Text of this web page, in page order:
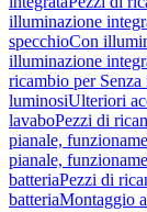
illuminazione
specchioCon
illuminazione
ricambio per
luminosiUlteriori
lavaboPezzi di
pianale,
pianale,
batteriaPezzi di
batteriaMontaggio